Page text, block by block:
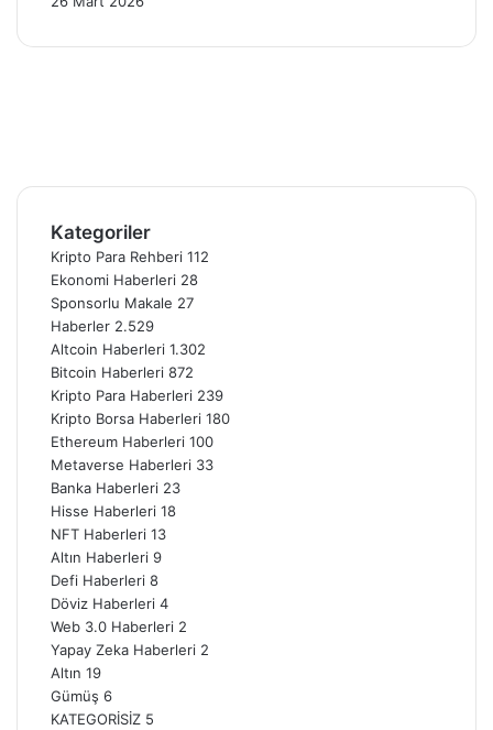
Kategoriler
Kripto Para Rehberi 112
Ekonomi Haberleri 28
Sponsorlu Makale 27
Haberler 2.529
Altcoin Haberleri 1.302
Bitcoin Haberleri 872
Kripto Para Haberleri 239
Kripto Borsa Haberleri 180
Ethereum Haberleri 100
Metaverse Haberleri 33
Banka Haberleri 23
Hisse Haberleri 18
NFT Haberleri 13
Altın Haberleri 9
Defi Haberleri 8
Döviz Haberleri 4
Web 3.0 Haberleri 2
Yapay Zeka Haberleri 2
Altın 19
Gümüş 6
KATEGORİSİZ 5